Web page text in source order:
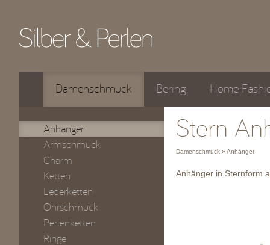
Damenschmuck Bering Home
Anhänger
Armschmuck
Charm
Ketten
Lederketten
Ohrschmuck
Perlenketten
Ringe
Stern
Damenschmuck » Anhänger
Anhänger in Sternform